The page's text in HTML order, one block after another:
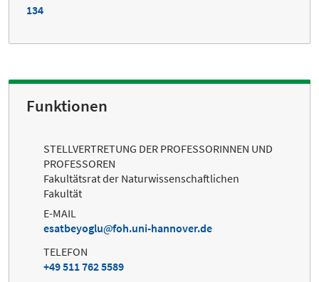
134
Funktionen
STELLVERTRETUNG DER PROFESSORINNEN UND
PROFESSOREN
Fakultätsrat der Naturwissenschaftlichen
Fakultät
E-MAIL
esatbeyoglu
foh.uni-hannover.de
TELEFON
+49 511 762 5589